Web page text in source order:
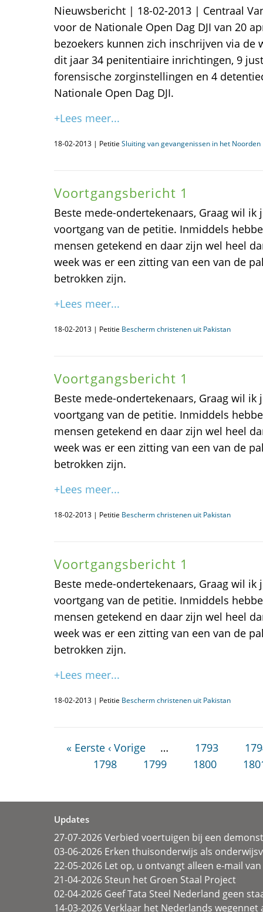
Nieuwsbericht | 18-02-2013 | Centraal
voor de Nationale Open Dag DJI van 20
bezoekers kunnen zich inschrijven via de
dit jaar 34 penitentiaire inrichtingen, 9
forensische zorginstellingen en 4
Nationale Open Dag DJI.
+Lees meer...
18-02-2013 | Petitie Sluiting van gevangenissen in het
Voortgangsbericht 1
Beste mede-ondertekenaars, Graag wil
voortgang van de petitie. Inmiddels
mensen getekend en daar zijn wel heel
week was er een zitting van een van de
betrokken zijn.
+Lees meer...
18-02-2013 | Petitie Bescherm christenen uit Pakistan
Voortgangsbericht 1
Beste mede-ondertekenaars, Graag wil
voortgang van de petitie. Inmiddels
mensen getekend en daar zijn wel heel
week was er een zitting van een van de
betrokken zijn.
+Lees meer...
18-02-2013 | Petitie Bescherm christenen uit Pakistan
Voortgangsbericht 1
Beste mede-ondertekenaars, Graag wil
voortgang van de petitie. Inmiddels
mensen getekend en daar zijn wel heel
week was er een zitting van een van de
betrokken zijn.
+Lees meer...
18-02-2013 | Petitie Bescherm christenen uit Pakistan
« Eerste ‹ Vorige … 1793
1798
1799 1800
Updates
27-07-2026 Verbied voertuigen bij een
03-06-2026 Erken thuisonderwijs als
22-05-2026 Let op, u ontvangt alleen e-mail
21-04-2026 Steun het Groen Staal Project
02-04-2026 Geef Tata Steel Nederland geen
14-03-2026 Verklaar het Nederlands wegennet